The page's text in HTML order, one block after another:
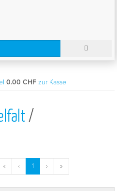
0.00 CHF zur Kasse
/
« ‹ 1 › »